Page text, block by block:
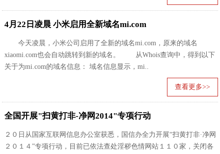
4月22日凌晨 小米启用全新域名mi.com
今天凌晨，小米公司启用了全新的域名mi.com，原来的域名
xiaomi.com也会自动跳转到新的域名。 从Whois查询中，得到以下
关于为mi.com的域名信息： 域名信息显示，mi..
查看更多>>
全国开展"扫黄打非-净网2014"专项行动
２０日从国家互联网信息办公室获悉，国信办全力开展“扫黄打非·净网
２０１４”专项行动，目前已依法查处淫秽色情网站１１０家，关闭各